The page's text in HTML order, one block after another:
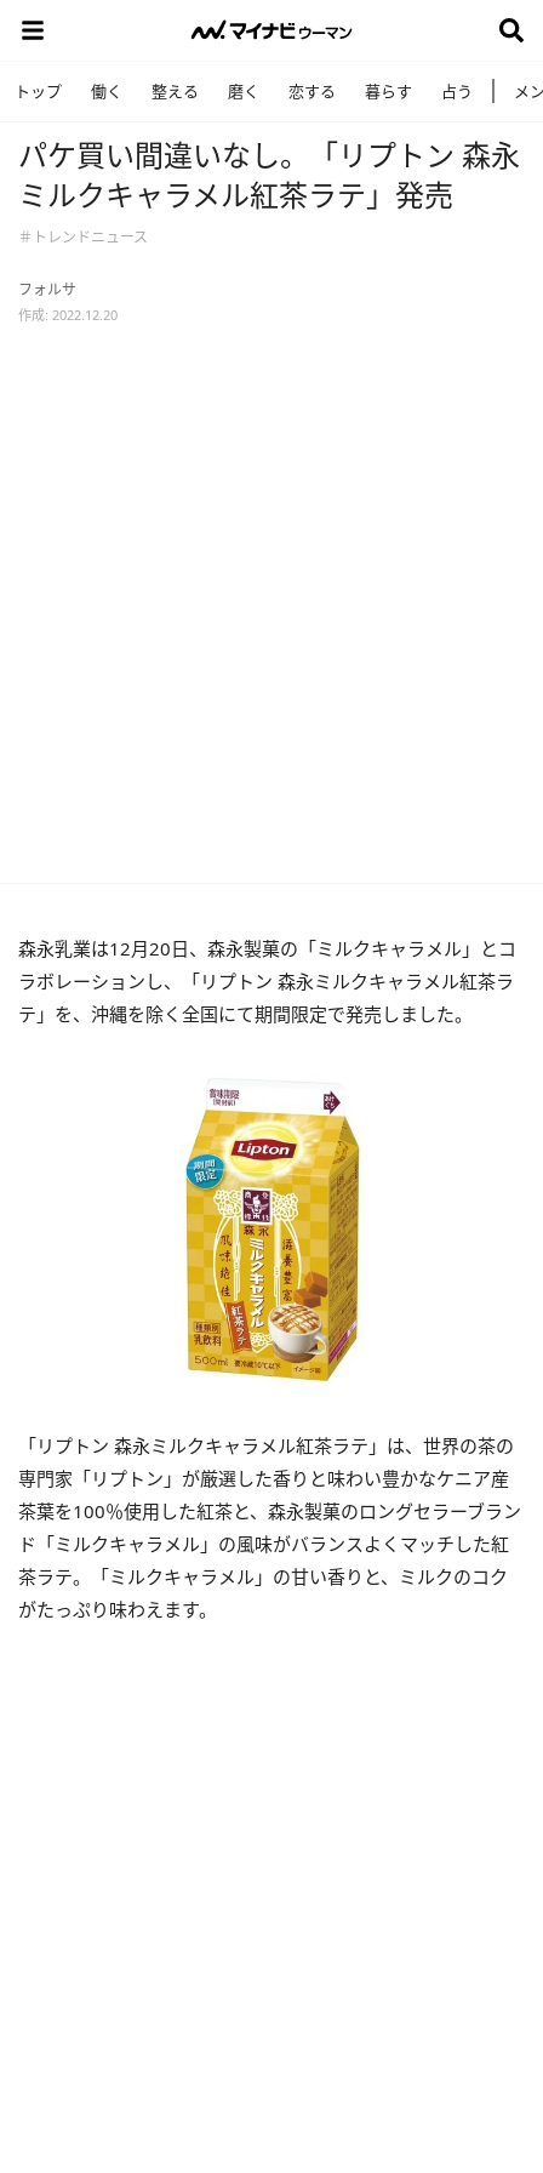
トップ 働く 整える 磨く 恋する 暮らす 占う メ
パケ買い間違いなし。「リプトン 森永
ミルクキャラメル紅茶ラテ」発売
＃トレンドニュース
フォルサ
作成: 2022.12.20
森永乳業は12月20日、森永製菓の「ミルクキャラメル」とコ
ラボレーションし、「リプトン 森永ミルクキャラメル紅茶ラ
テ」を、沖縄を除く全国にて期間限定で発売しました。
「リプトン 森永ミルクキャラメル紅茶ラテ」は、世界の茶の
専門家「リプトン」が厳選した香りと味わい豊かなケニア産
茶葉を100％使用した紅茶と、森永製菓のロングセラーブラン
ド「ミルクキャラメル」の風味がバランスよくマッチした紅
茶ラテ。「ミルクキャラメル」の甘い香りと、ミルクのコク
がたっぷり味わえます。